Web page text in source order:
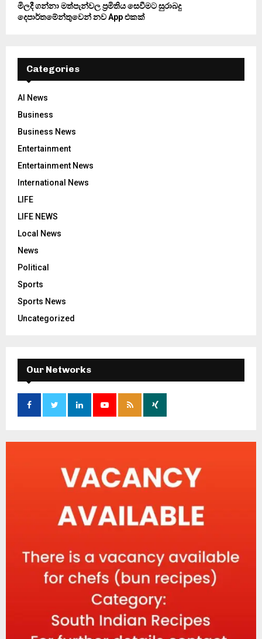
මිලදී ගන්නා මත්පැන්වල ප්‍රමිතිය සෙවීමට සුරාබදු
දෙපාර්තමේන්තුවෙන් නව App එකක්
Categories
AI News
Business
Business News
Entertainment
Entertainment News
International News
LIFE
LIFE NEWS
Local News
News
Political
Sports
Sports News
Uncategorized
Our Networks